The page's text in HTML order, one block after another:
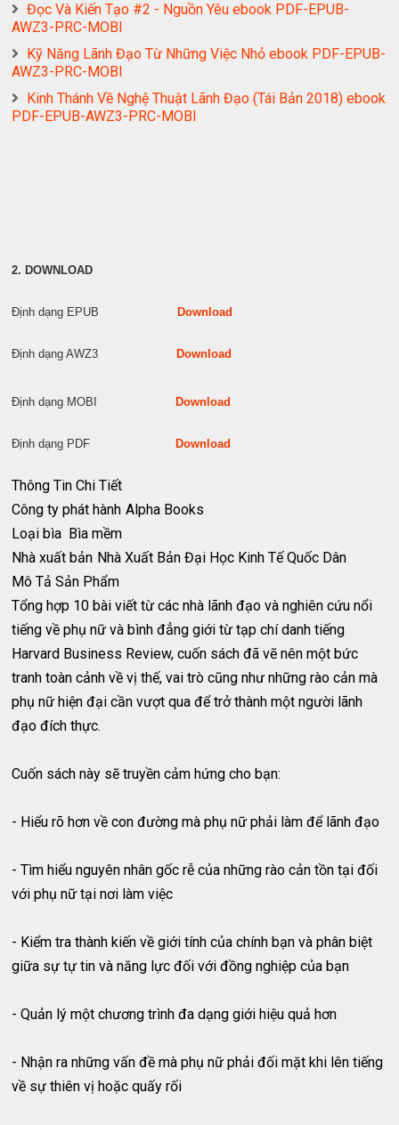
Đọc Và Kiến Tạo #2 - Nguồn Yêu ebook PDF-EPUB-
AWZ3-PRC-MOBI
Kỹ Năng Lãnh Đạo Từ Những Việc Nhỏ ebook PDF-EPUB-
AWZ3-PRC-MOBI
Kinh Thánh Về Nghệ Thuật Lãnh Đạo (Tái Bản 2018) ebook
PDF-EPUB-AWZ3-PRC-MOBI
2. DOWNLOAD
Định dạng EPUB Download
Định dạng AWZ3 Download
Định dạng MOBI Download
Định dạng PDF Download
Thông Tin Chi Tiết
Công ty phát hành Alpha Books
Loại bìa Bìa mềm
Nhà xuất bản Nhà Xuất Bản Đại Học Kinh Tế Quốc Dân
Mô Tả Sản Phẩm
Tổng hợp 10 bài viết từ các nhà lãnh đạo và nghiên cứu nổi
tiếng về phụ nữ và bình đẳng giới từ tạp chí danh tiếng
Harvard Business Review, cuốn sách đã vẽ nên một bức
tranh toàn cảnh về vị thế, vai trò cũng như những rào cản mà
phụ nữ hiện đại cần vượt qua để trở thành một người lãnh
đạo đích thực.
Cuốn sách này sẽ truyền cảm hứng cho bạn:
- Hiểu rõ hơn về con đường mà phụ nữ phải làm để lãnh đạo
- Tìm hiểu nguyên nhân gốc rễ của những rào cản tồn tại đối
với phụ nữ tại nơi làm việc
- Kiểm tra thành kiến ​​về giới tính của chính bạn và phân biệt
giữa sự tự tin và năng lực đối với đồng nghiệp của bạn
- Quản lý một chương trình đa dạng giới hiệu quả hơn
- Nhận ra những vấn đề mà phụ nữ phải đối mặt khi lên tiếng
về sự thiên vị hoặc quấy rối